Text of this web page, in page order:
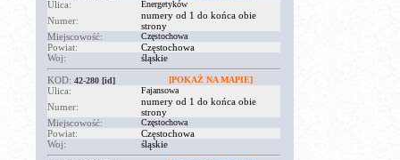
Ulica: Energetyków
Numer:
numery od 1 do końca obie
strony
Miejscowość:
Częstochowa
Powiat:
Częstochowa
Woj:
śląskie
KOD: 42-280 [id] [POKAŻ NA MAPIE]
Ulica: Fajansowa
Numer:
numery od 1 do końca obie
strony
Miejscowość:
Częstochowa
Powiat:
Częstochowa
Woj:
śląskie